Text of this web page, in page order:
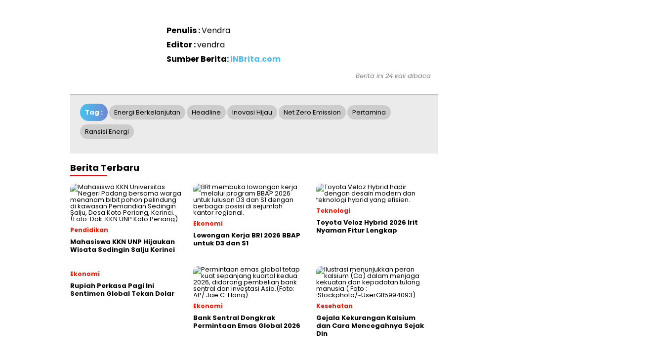
Penulis :Vendra
Editor :vendra
Sumber Berita:iNBrita.com
Berita ini 24 kali dibaca
Tag : Energi Berkelanjutan Headline Inovasi Hijau Net Zero Emission Pertamina
Ransisi Energi
Berita Terbaru
Pendidikan
Mahasiswa KKN UNP Hijaukan
Wisata Sedingin Salju Kerinci
Ekonomi
Lowongan Kerja BRI 2026 BBAP
untuk D3 dan S1
Teknologi
Toyota Veloz Hybrid 2026 Irit
Nyaman Fitur Lengkap
Ekonomi
Rupiah Perkasa Pagi Ini
Sentimen Global Tekan Dolar
Ekonomi
Bank Sentral Dongkrak
Permintaan Emas Global 2026
Kesehatan
Gejala Kekurangan Kalsium
dan Cara Mencegahnya Sejak
Din